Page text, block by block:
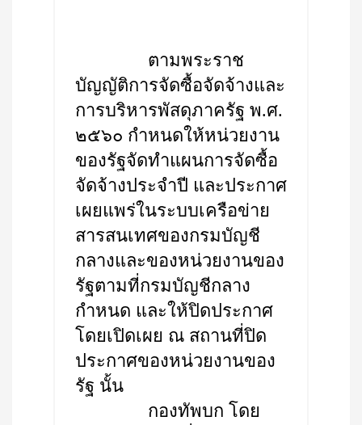
ตามพระราช
บัญญัติการจัดซื้อจัดจ้างและ
การบริหารพัสดุภาครัฐ พ.ศ.
๒๕๖๐ กำหนดให้หน่วยงาน
ของรัฐจัดทำแผนการจัดซื้อ
จัดจ้างประจำปี และประกาศ
เผยแพร่ในระบบเครือข่าย
สารสนเทศของกรมบัญชี
กลางและของหน่วยงานของ
รัฐตามที่กรมบัญชีกลาง
กำหนด และให้ปิดประกาศ
โดยเปิดเผย ณ สถานที่ปิด
ประกาศของหน่วยงานของ
รัฐ นั้น
กองทัพบก โดย